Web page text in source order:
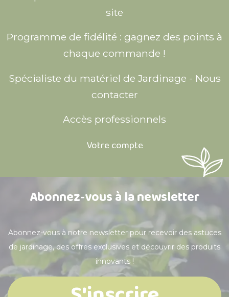
site
Programme de fidélité : gagnez des points à
chaque commande !
Spécialiste du matériel de Jardinage - Nous
contacter
Accès professionnels
Votre compte
Abonnez-vous à la newsletter
Abonnez-vous à notre newsletter pour recevoir des astuces
de jardinage, des offres exclusives et découvrir des produits
innovants !